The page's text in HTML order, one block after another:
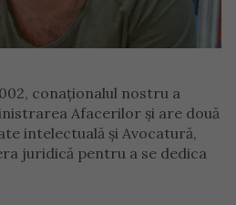
conaționalul nostru a
Afacerilor și are două
intelectuală și Avocatură,
juridică pentru a se dedica